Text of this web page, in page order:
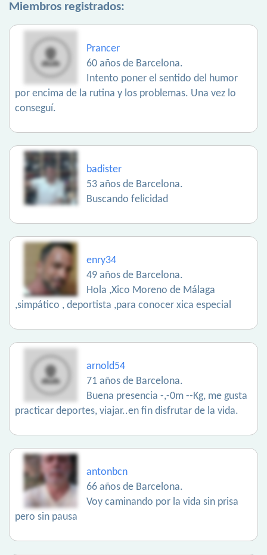
Miembros registrados:
Prancer
60 años de Barcelona.
Intento poner el sentido del humor
por encima de la rutina y los problemas. Una vez lo
conseguí.
badister
53 años de Barcelona.
Buscando felicidad
enry34
49 años de Barcelona.
Hola ,Xico Moreno de Málaga
,simpático , deportista ,para conocer xica especial
arnold54
71 años de Barcelona.
Buena presencia -,-0m --Kg, me gusta
practicar deportes, viajar..en fin disfrutar de la vida.
antonbcn
66 años de Barcelona.
Voy caminando por la vida sin prisa
pero sin pausa